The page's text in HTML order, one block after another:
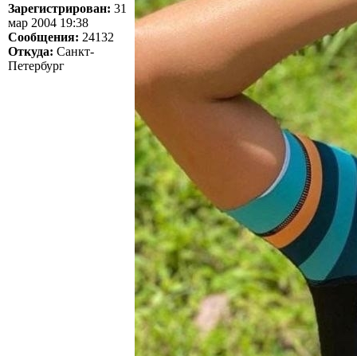
Зарегистрирован: 31
мар 2004 19:38
Сообщения: 24132
Откуда: Санкт-
Петербург